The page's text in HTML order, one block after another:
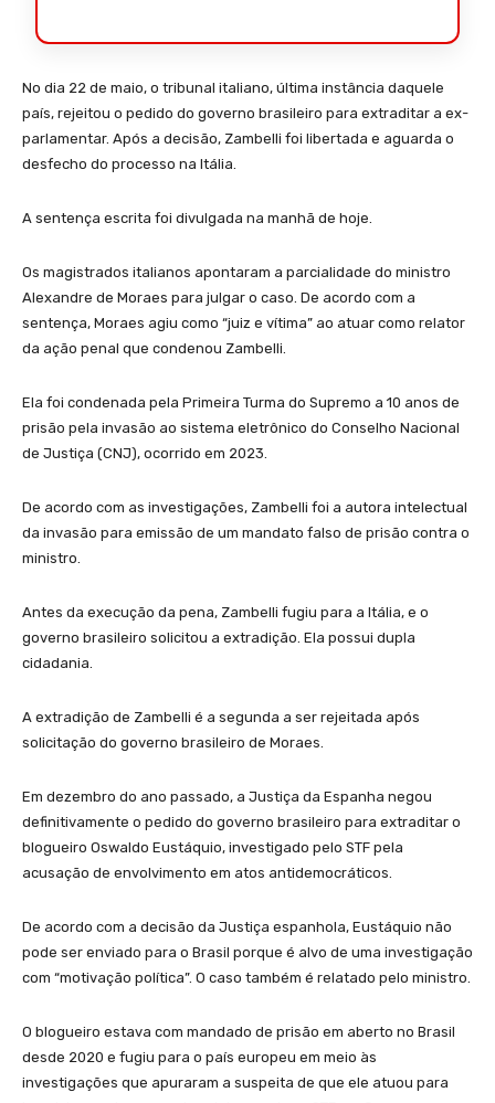
No dia 22 de maio, o tribunal italiano, última instância daquele
país, rejeitou o pedido do governo brasileiro para extraditar a ex-
parlamentar. Após a decisão, Zambelli foi libertada e aguarda o
desfecho do processo na Itália.
A sentença escrita foi divulgada na manhã de hoje.
Os magistrados italianos apontaram a parcialidade do ministro
Alexandre de Moraes para julgar o caso. De acordo com a
sentença, Moraes agiu como “juiz e vítima” ao atuar como relator
da ação penal que condenou Zambelli.
Ela foi condenada pela Primeira Turma do Supremo a 10 anos de
prisão pela invasão ao sistema eletrônico do Conselho Nacional
de Justiça (CNJ), ocorrido em 2023.
De acordo com as investigações, Zambelli foi a autora intelectual
da invasão para emissão de um mandato falso de prisão contra o
ministro.
Antes da execução da pena, Zambelli fugiu para a Itália, e o
governo brasileiro solicitou a extradição. Ela possui dupla
cidadania.
A extradição de Zambelli é a segunda a ser rejeitada após
solicitação do governo brasileiro de Moraes.
Em dezembro do ano passado, a Justiça da Espanha negou
definitivamente o pedido do governo brasileiro para extraditar o
blogueiro Oswaldo Eustáquio, investigado pelo STF pela
acusação de envolvimento em atos antidemocráticos.
De acordo com a decisão da Justiça espanhola, Eustáquio não
pode ser enviado para o Brasil porque é alvo de uma investigação
com “motivação política”. O caso também é relatado pelo ministro.
O blogueiro estava com mandado de prisão em aberto no Brasil
desde 2020 e fugiu para o país europeu em meio às
investigações que apuraram a suspeita de que ele atuou para